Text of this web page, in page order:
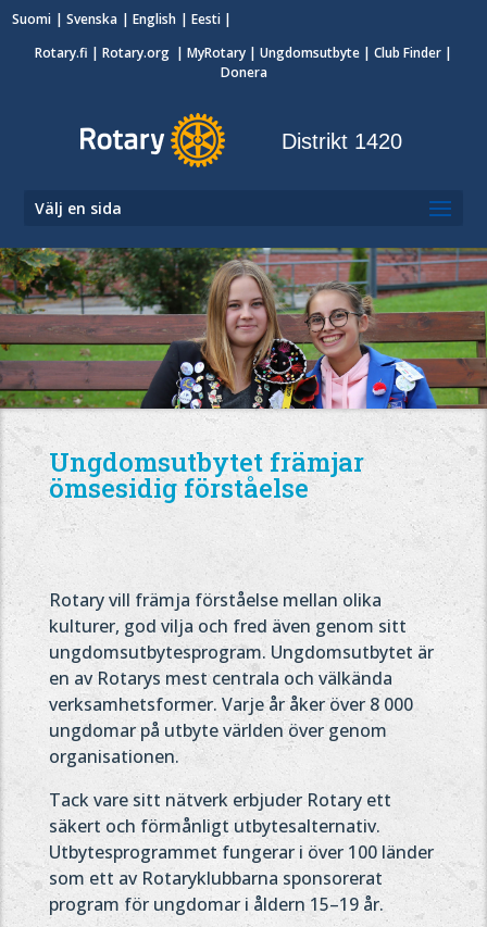
Suomi Svenska English
Eesti
Rotary.fi | Rotary.org | MyRotary | Ungdomsutbyte | Club Finder |
Donera
Distrikt 1420
Välj en sida
Ungdomsutbytet främjar
ömsesidig förståelse
Rotary vill främja förståelse mellan olika
kulturer, god vilja och fred även genom sitt
ungdomsutbytesprogram. Ungdomsutbytet är
en av Rotarys mest centrala och välkända
verksamhetsformer. Varje år åker över 8 000
ungdomar på utbyte världen över genom
organisationen.
Tack vare sitt nätverk erbjuder Rotary ett
säkert och förmånligt utbytesalternativ.
Utbytesprogrammet fungerar i över 100 länder
som ett av Rotaryklubbarna sponsorerat
program för ungdomar i åldern 15–19 år.